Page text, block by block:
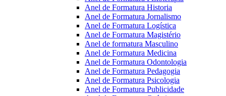
Anel de Formatura Historia
Anel de Formatura Jornalismo
Anel de Formatura Logística
Anel de Formatura Magistério
Anel de formatura Masculino
Anel de Formatura Medicina
Anel de Formatura Odontologia
Anel de Formatura Pedagogia
Anel de Formatura Psicologia
Anel de Formatura Publicidade